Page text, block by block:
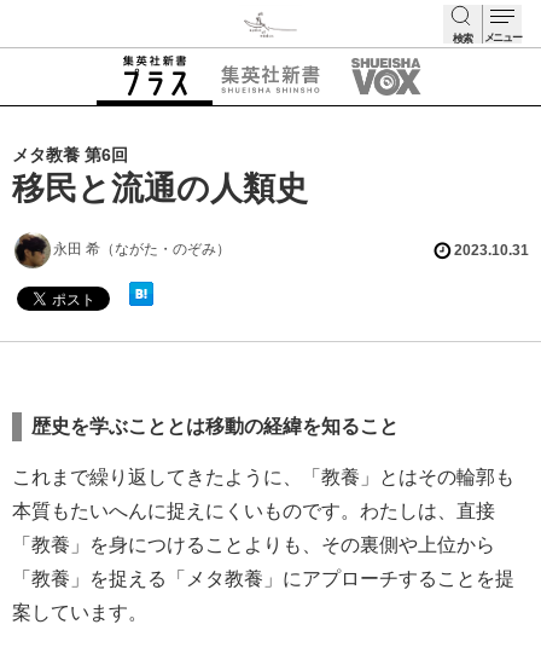
検索 メニュー
メタ教養 第6回
移民と流通の人類史
永田 希（ながた・のぞみ） 2023.10.31
歴史を学ぶこととは移動の経緯を知ること
これまで繰り返してきたように、「教養」とはその輪郭も
本質もたいへんに捉えにくいものです。わたしは、直接
「教養」を身につけることよりも、その裏側や上位から
「教養」を捉える「メタ教養」にアプローチすることを提
案しています。